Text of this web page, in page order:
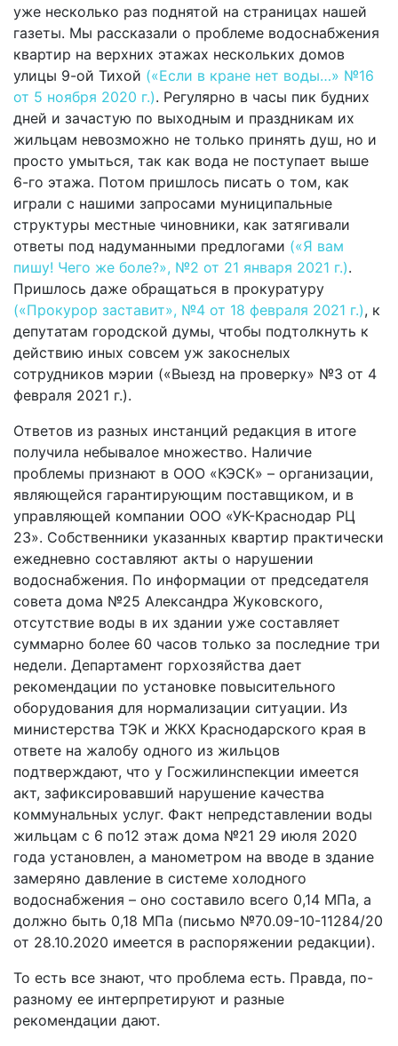
уже несколько раз поднятой на страницах нашей
газеты. Мы рассказали о проблеме водоснабжения
квартир на верхних этажах нескольких домов
улицы 9-ой Тихой («Если в кране нет воды…» №16
от 5 ноября 2020 г.). Регулярно в часы пик будних
дней и зачастую по выходным и праздникам их
жильцам невозможно не только принять душ, но и
просто умыться, так как вода не поступает выше
6-го этажа. Потом пришлось писать о том, как
играли с нашими запросами муниципальные
структуры местные чиновники, как затягивали
ответы под надуманными предлогами («Я вам
пишу! Чего же боле?», №2 от 21 января 2021 г.).
Пришлось даже обращаться в прокуратуру
(«Прокурор заставит», №4 от 18 февраля 2021 г.), к
депутатам городской думы, чтобы подтолкнуть к
действию иных совсем уж закоснелых
сотрудников мэрии («Выезд на проверку» №3 от 4
февраля 2021 г.).
Ответов из разных инстанций редакция в итоге
получила небывалое множество. Наличие
проблемы признают в ООО «КЭСК» – организации,
являющейся гарантирующим поставщиком, и в
управляющей компании ООО «УК-Краснодар РЦ
23». Собственники указанных квартир практически
ежедневно составляют акты о нарушении
водоснабжения. По информации от председателя
совета дома №25 Александра Жуковского,
отсутствие воды в их здании уже составляет
суммарно более 60 часов только за последние три
недели. Департамент горхозяйства дает
рекомендации по установке повысительного
оборудования для нормализации ситуации. Из
министерства ТЭК и ЖКХ Краснодарского края в
ответе на жалобу одного из жильцов
подтверждают, что у Госжилинспекции имеется
акт, зафиксировавший нарушение качества
коммунальных услуг. Факт непредставлении воды
жильцам с 6 по12 этаж дома №21 29 июля 2020
года установлен, а манометром на вводе в здание
замеряно давление в системе холодного
водоснабжения – оно составило всего 0,14 МПа, а
должно быть 0,18 МПа (письмо №70.09-10-11284/20
от 28.10.2020 имеется в распоряжении редакции).
То есть все знают, что проблема есть. Правда, по-
разному ее интерпретируют и разные
рекомендации дают.